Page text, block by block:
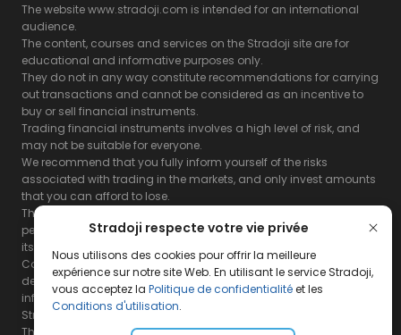
Stradoji respecte votre vie privée
Nous utilisons des cookies pour offrir la meilleure
expérience sur notre site Web. En utilisant le service Stradoji,
vous acceptez la Politique de confidentialitéet les
Conditions d'utilisation.
The website www.stradoji.com is intended for an international
audience.
The content, courses and services on the Stradoji site are for
educational and informative purposes only.
They do not in any way constitute recommendations for carrying
out transactions and cannot be considered as an incentive to
buy or sell financial instruments.
Trading financial instruments involves a high level of risk, and
may not be suitable for everyone.
We recommend that you fully inform yourself of the risks
associated with trading in the markets, and only invest amounts
that you can afford to lose.
The Stradoji site does not guarantee the results or the
performance of products based on the information contained on
its site and its servers.
Consequently, the Stradoji site and its publishing company
decline all responsibility in the use that may be made of this
information and the consequences that may result therefrom.
Stradoji Services are not authorized for US citizens or US residents.
The full legal notices areavailable here.